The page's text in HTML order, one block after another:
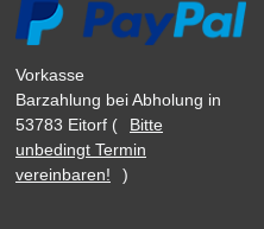
Vorkasse
Barzahlung bei Abholung in
53783 Eitorf (
Bitte
unbedingt Termin
vereinbaren!
)